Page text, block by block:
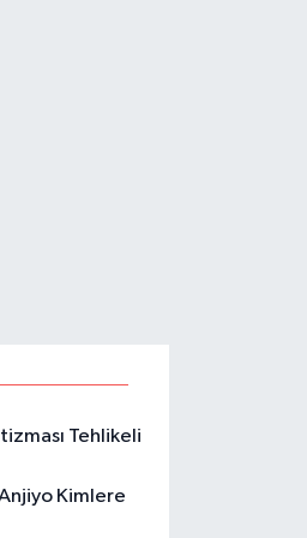
Tehlikeli
Kimlere